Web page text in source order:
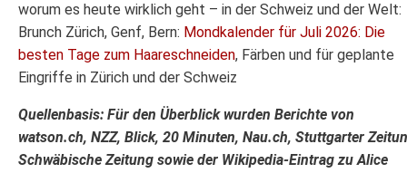
worum es heute wirklich geht – in der Schweiz und der Welt:
Brunch Zürich, Genf, Bern: Mondkalender für Juli 2026: Die
besten Tage zum Haareschneiden, Färben und für geplante
Eingriffe in Zürich und der Schweiz
Quellenbasis: Für den Überblick wurden Berichte von
watson.ch, NZZ, Blick, 20 Minuten, Nau.ch, Stuttgarter
Schwäbische Zeitung sowie der Wikipedia-Eintrag zu Alice